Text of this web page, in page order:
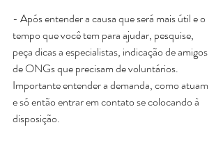
- Após entender a causa que será mais útil e o
tempo que você tem para ajudar, pesquise,
peça dicas a especialistas, indicação de amigos
de ONGs que precisam de voluntários.
Importante entender a demanda, como atuam
e só então entrar em contato se colocando à
disposição.